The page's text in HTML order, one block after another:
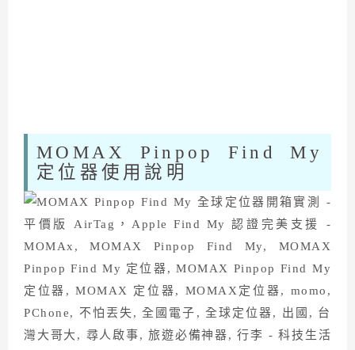
MOMAX Pinpop Find My
定位器使用說明